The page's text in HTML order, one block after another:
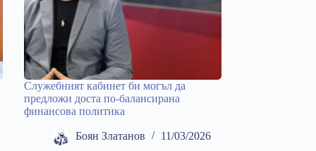
Служебният кабинет би могъл да
предложи доста по-балансирана
финансова политика
Боян Златанов 11/03/2026